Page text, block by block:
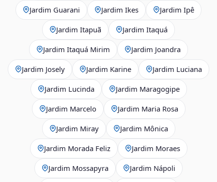
Jardim Guarani Jardim Ikes Jardim Ipê
Jardim Itapuã Jardim Itaquá
Jardim Itaquá Mirim Jardim Joandra
Jardim Josely Jardim Karine Jardim Luciana
Jardim Lucinda Jardim Maragogipe
Jardim Marcelo Jardim Maria Rosa
Jardim Miray Jardim Mônica
Jardim Morada Feliz Jardim Moraes
Jardim Mossapyra Jardim Nápoli